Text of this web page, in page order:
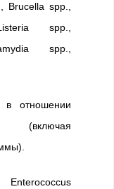
Brucella spp.,
spp.,
spp.,
в отношении
(включая